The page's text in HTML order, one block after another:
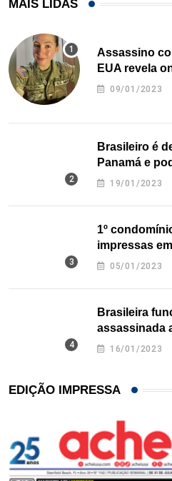
MAIS LIDAS
Assassino
EUA revela
09/01/2023
Brasileiro é
Panamá e
nos EUA
19/01/2023
1º
impressas
Texas
05/01/2023
Brasileira
assassinada
16/01/2023
EDIÇÃO IMPRESSA